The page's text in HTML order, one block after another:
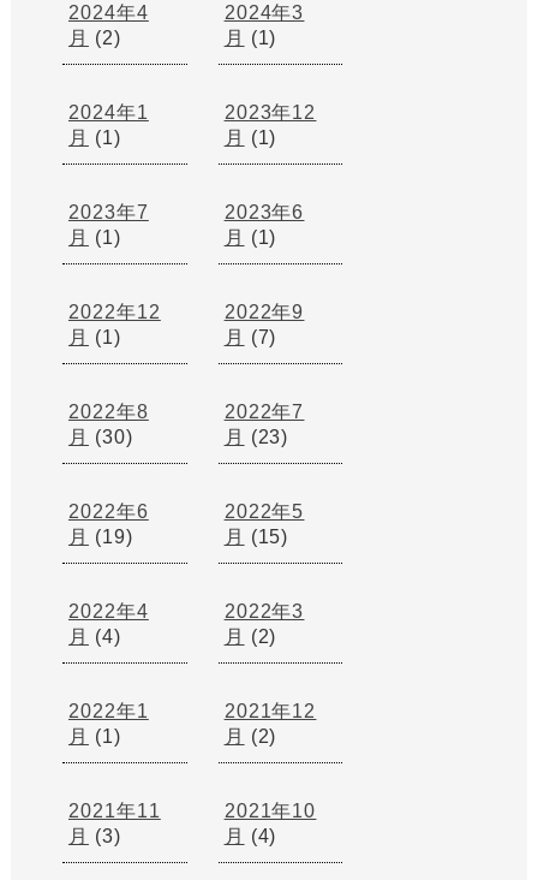
2024年4
月
(2)
2024年3
月
(1)
2024年1
月
(1)
2023年12
月
(1)
2023年7
月
(1)
2023年6
月
(1)
2022年12
月
(1)
2022年9
月
(7)
2022年8
月
(30)
2022年7
月
(23)
2022年6
月
(19)
2022年5
月
(15)
2022年4
月
(4)
2022年3
月
(2)
2022年1
月
(1)
2021年12
月
(2)
2021年11
月
(3)
2021年10
月
(4)